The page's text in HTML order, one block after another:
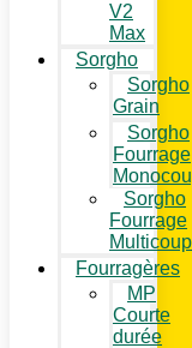
V2
Max
Sorgho
Sorgho
Grain
Sorgho
Fourrage
Sorgho
Fourrage
Fourragères
MP
Courte
durée